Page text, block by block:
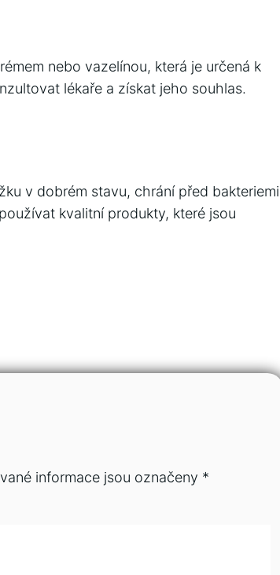
nebo vazelínou, která je určená k
lékaře a získat jeho souhlas.
v dobrém stavu, chrání před bakteriemi
kvalitní produkty, které jsou
informace jsou označeny *